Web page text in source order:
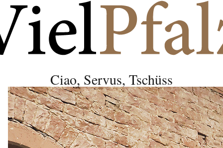
Ciao, Servus, Tschüss